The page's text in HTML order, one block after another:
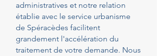
administratives et notre relation
établie avec le service urbanisme
de Spéracèdes facilitent
grandement l'accélération du
traitement de votre demande. Nous